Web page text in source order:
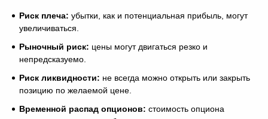
Риск плеча: убытки, как и потенциальная прибыль, могут
увеличиваться.
Рыночный риск: цены могут двигаться резко и
непредсказуемо.
Риск ликвидности: не всегда можно открыть или закрыть
позицию по желаемой цене.
Временной распад опционов: стоимость опциона